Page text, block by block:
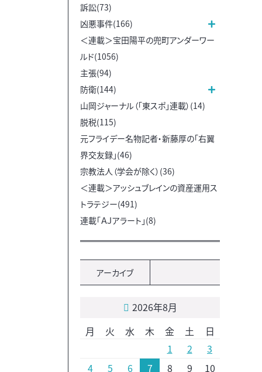
訴訟(73)
凶悪事件(166)
＜連載＞宝田陽平の兜町アンダーワー
ルド(1056)
主張(94)
防衛(144)
山岡ジャーナル（「東スポ」連載）(14)
脱税(115)
元フライデー名物記者・新藤厚の「右翼
界交友録」(46)
宗教法人（学会が除く）(36)
＜連載＞アッシュブレインの資産運用ス
トラテジー(491)
連載「ＡＪアラート」(8)
アーカイブ
2026年8月
月
火 水 木 金 土
日
1
2
3
4
5 6 7 8 9 10